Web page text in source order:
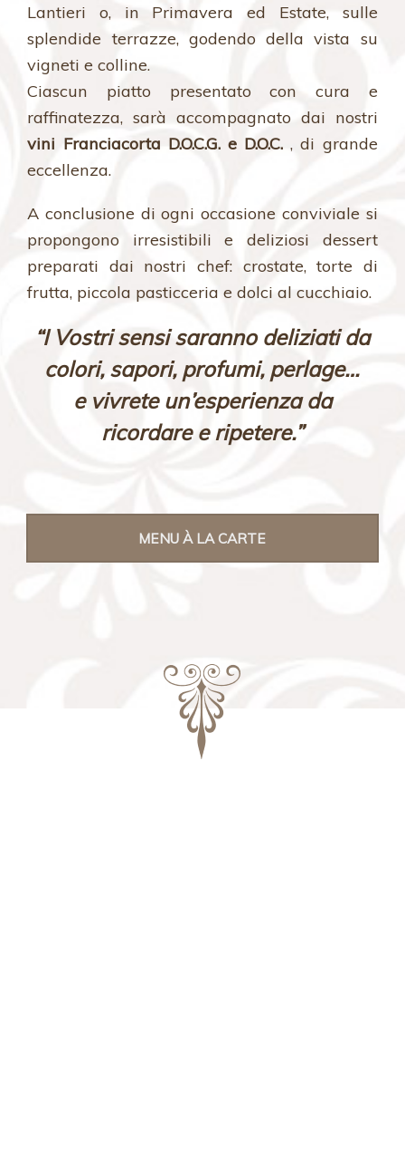
Lantieri o, in Primavera ed Estate, sulle
splendide terrazze, godendo della vista su
vigneti e colline.
Ciascun piatto presentato con cura e
raffinatezza, sarà accompagnato dai nostri
vini Franciacorta D.O.C.G. e D.O.C. , di grande
eccellenza.
A conclusione di ogni occasione conviviale si
propongono irresistibili e deliziosi dessert
preparati dai nostri chef: crostate, torte di
frutta, piccola pasticceria e dolci al cucchiaio.
“I Vostri sensi saranno deliziati da
colori, sapori, profumi, perlage…
e vivrete un’esperienza da
ricordare e ripetere.”
MENU À LA CARTE